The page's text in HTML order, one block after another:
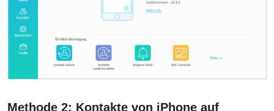
Methode 2: Kontakte von iPhone auf